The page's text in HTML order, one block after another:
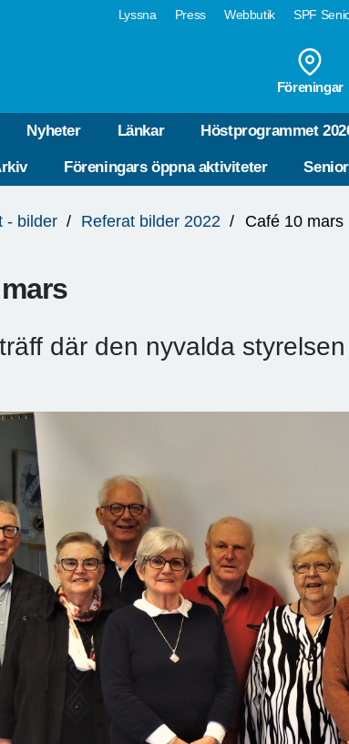
Lyssna Press Webbutik SPF
Föreningar
Nyheter Länkar Höstprogrammet
Föreningars öppna aktiviteter
- bilder Referat bilder 2022 Café 10 mars
där den nyvalda